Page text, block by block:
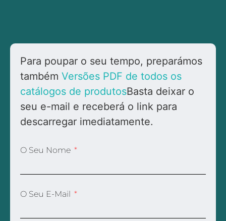
Para poupar o seu tempo, preparámos
também Versões PDF de todos os
catálogos de produtosBasta deixar o
seu e-mail e receberá o link para
descarregar imediatamente.
O Seu Nome
O Seu E-Mail